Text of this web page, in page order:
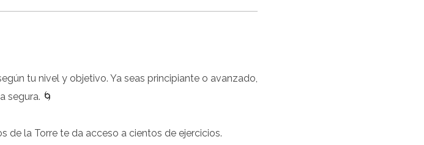
tu nivel y objetivo. Ya seas principiante o avanzado,
segura. 🌀
de la Torre te da acceso a cientos de ejercicios.